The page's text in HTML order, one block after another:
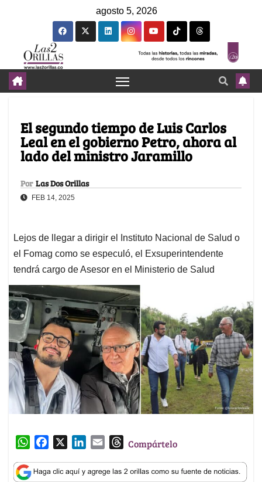
agosto 5, 2026
El segundo tiempo de Luis Carlos
Leal en el gobierno Petro, ahora al
lado del ministro Jaramillo
Por Las Dos Orillas
FEB 14, 2025
Lejos de llegar a dirigir el Instituto Nacional de Salud o
el Fomag como se especuló, el Exsuperintendente
tendrá cargo de Asesor en el Ministerio de Salud
W
a
c
n
a
T
r
Compártelo